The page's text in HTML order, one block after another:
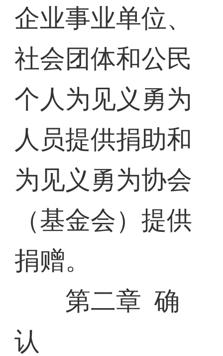
企业事业单位、
社会团体和公民
个人为见义勇为
人员提供捐助和
为见义勇为协会
（基金会）提供
捐赠。
第二章 确
认